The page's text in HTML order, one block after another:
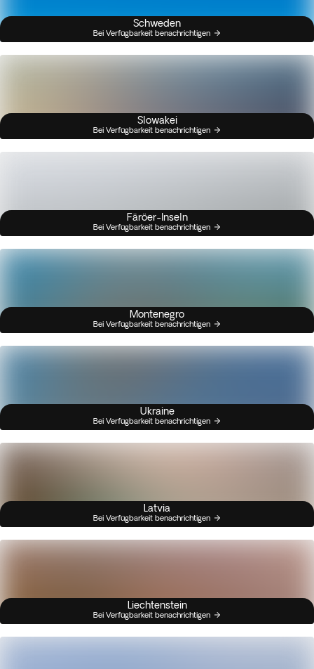
Schweden
Bei Verfügbarkeit benachrichtigen
Slowakei
Bei Verfügbarkeit benachrichtigen
Färöer-Inseln
Bei Verfügbarkeit benachrichtigen
Montenegro
Bei Verfügbarkeit benachrichtigen
Ukraine
Bei Verfügbarkeit benachrichtigen
Latvia
Bei Verfügbarkeit benachrichtigen
Liechtenstein
Bei Verfügbarkeit benachrichtigen